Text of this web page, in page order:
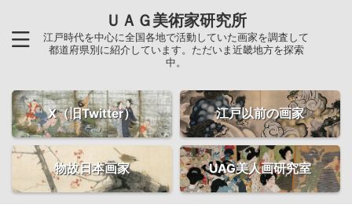
ＵＡＧ美術家研究所
江戸時代を中心に全国各地で活動していた画家を調査して
都道府県別に紹介しています。ただいま近畿地方を探索
中。
X（旧Twitter） 江戸以前の画家
物故日本画家 UAG美人画研究室